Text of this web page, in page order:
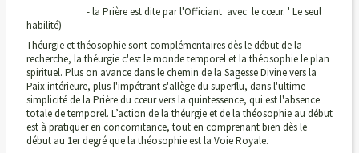
- la Prière est dite par l'Officiant avec le cœur. ' Le seul
habilité)
Théurgie et théosophie sont complémentaires dès le début de la
recherche, la théurgie c'est le monde temporel et la théosophie le plan
spirituel. Plus on avance dans le chemin de la Sagesse Divine vers la
Paix intérieure, plus l'impétrant s'allège du superflu, dans l'ultime
simplicité de la Prière du cœur vers la quintessence, qui est l'absence
totale de temporel. L’action de la théurgie et de la théosophie au début
est à pratiquer en concomitance, tout en comprenant bien dès le
début au 1er degré que la théosophie est la Voie Royale.